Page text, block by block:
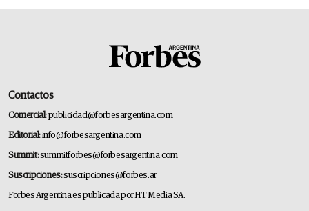
Contactos
Comercial:publicidad@forbesargentina.com
Editorial:info@forbesargentina.com
Summit:summitforbes@forbesargentina.com
Suscripciones:suscripciones@forbes.ar
Forbes Argentina es publicada por HT Media SA.